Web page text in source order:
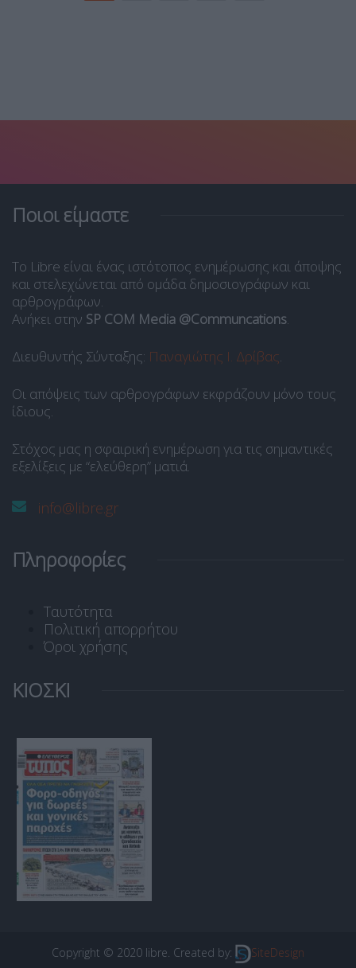
Ποιοι είμαστε
Το Libre είναι ένας ιστότοπος ενημέρωσης και άποψης
και στελεχώνεται από ομάδα δημοσιογράφων και
αρθρογράφων.
Ανήκει στην SP COM Media @Communcations.
Διευθυντής Σύνταξης: Παναγιώτης Ι. Δρίβας.
Οι απόψεις των αρθρογράφων εκφράζουν μόνο τους
ίδιους.
Στόχος μας η σφαιρική ενημέρωση για τις σημαντικές
εξελίξεις με “ελεύθερη” ματιά.
info@libre.gr
Πληροφορίες
Ταυτότητα
Πολιτική απορρήτου
Όροι χρήσης
ΚΙΟΣΚΙ
Copyright © 2020 libre. Created by: SiteDesign